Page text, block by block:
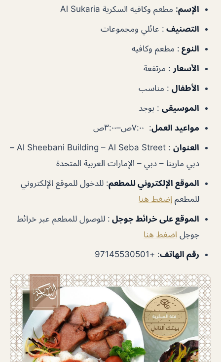
الإسم: مطعم وكافيه السكرية Al Sukaria
التصنيف : عائلي ومجموعات
النوع : مطعم وكافيه
الأسعار : مرتفعة
الأطفال : مناسب
الموسيقى : يوجد
مواعيد العمل: ٧:٠٠ص–٣:٠٠ص
العنوان
: Al Sheebani Building – Al Seba Street –
دبي مارينا – دبي – الإمارات العربية المتحدة
الموقع الإلكتروني للمطعم: للدخول للموقع الإلكتروني
للمطعم إضغط هنا
الموقع على خرائط جوجل : للوصول للمطعم عبر خرائط
جوجل اضغط هنا
رقم الهاتف: +97145530501